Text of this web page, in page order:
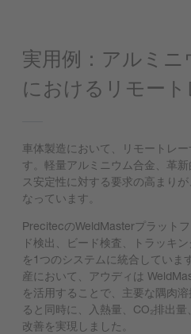
実用例：アルミニ
におけるリモー
車体製造において、リモートレ
す。軽量アルミニウム合金、革
ス安定性に対する要求の高まり
なっています。
PrecitecのWeldMasterプラット
ド検出、ビード検査、トラッキ
を1つのシステムに統合していま
産において、アウディは
を活用することで、主要な隅肉
ると同時に、入熱量、CO₂排出
改善を実現しました。